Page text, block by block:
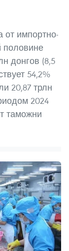
от импортно-
половине
донгов (8,5
54,2%
20,87 трлн
2024
таможни